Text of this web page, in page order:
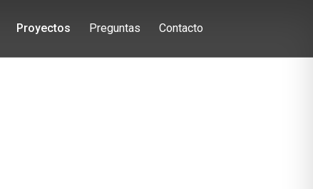
Proyectos Preguntas Contacto